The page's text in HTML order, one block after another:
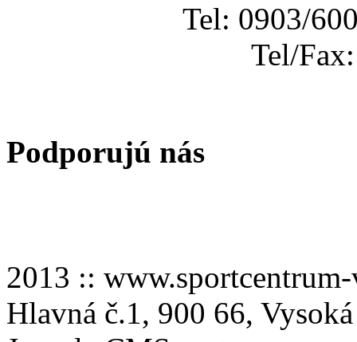
Tel: 0903/
Tel/
Podporujú nás
2013 ::
Hlavná č.1, 900 66,